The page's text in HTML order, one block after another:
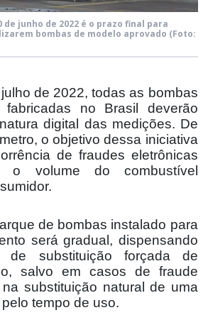
junho de 2022 é o prazo final para
bombas de modelo aprovado (Foto:
de 2022, todas as bombas
fabricadas no Brasil deverão
digital das medições. De
o objetivo dessa iniciativa
de fraudes eletrônicas
o volume do combustível
de bombas instalado para
será gradual, dispensando
de substituição forçada de
salvo em casos de fraude
substituição natural de uma
tempo de uso.